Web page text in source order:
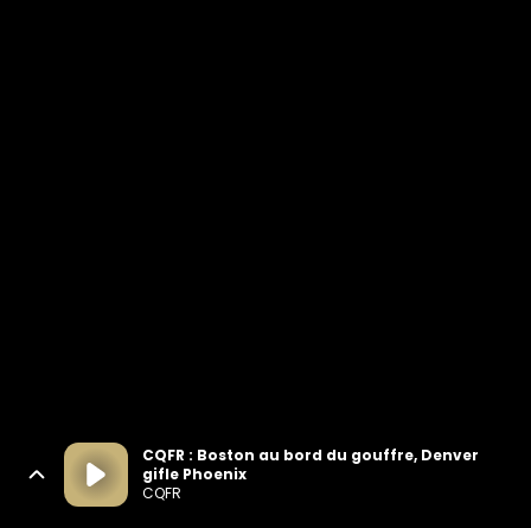
CQFR : Boston au bord du gouffre, Denver
gifle Phoenix
CQFR